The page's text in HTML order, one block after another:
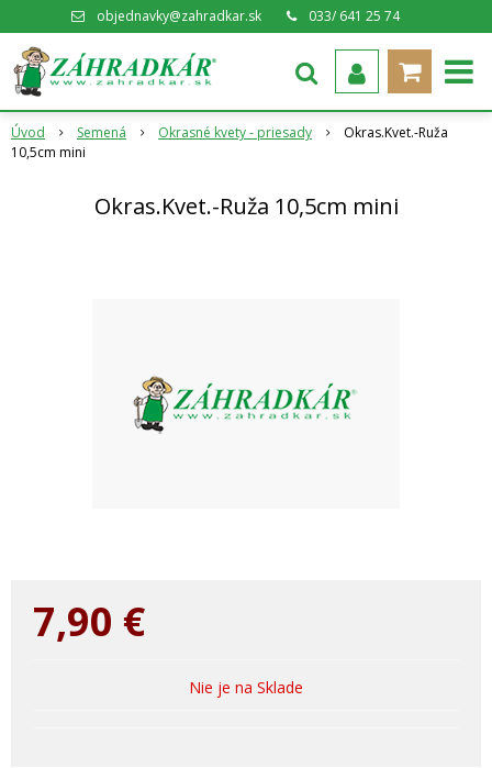
objednavky@zahradkar.sk 033/ 641 25 74
Úvod Semená Okrasné kvety - priesady
Okras.Kvet.-Ruža
10,5cm mini
Okras.Kvet.-Ruža 10,5cm mini
7,90 €
Nie je na Sklade